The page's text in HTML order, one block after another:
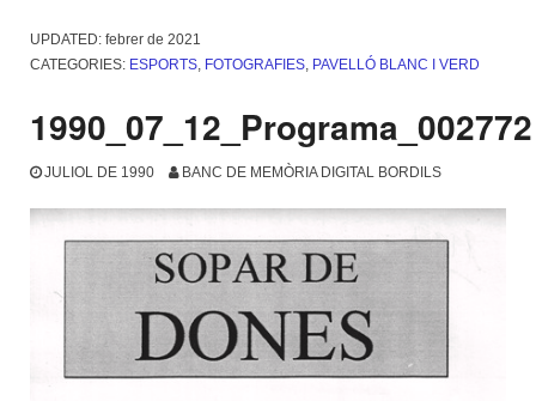
UPDATED: febrer de 2021
CATEGORIES: ESPORTS, FOTOGRAFIES, PAVELLÓ BLANC I VERD
1990_07_12_Programa_002772
JULIOL DE 1990 BANC DE MEMÒRIA DIGITAL BORDILS